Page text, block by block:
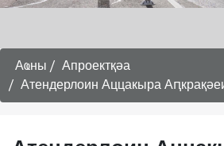
Аҩны
Апроектқәа
Атендерлоин Аццакыра Аԥкрақәеи